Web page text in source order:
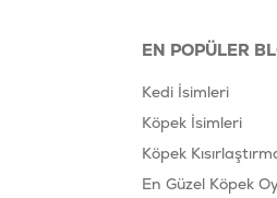
0.6
0.06
15
Demir
Manganez
EN POPÜLER
Kedi İsimleri
Köpek İsimleri
Köpek
En Güzel Köpek